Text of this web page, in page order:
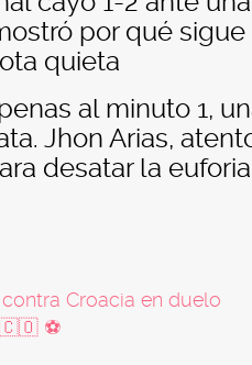
por qué sigue
quieta
al minuto 1,
Jhon Arias,
desatar la
Croacia en duelo
⚽